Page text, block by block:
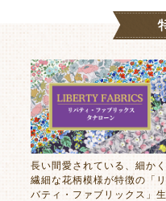
長い間愛されている、細かく
繊細な花柄模様が特徴の「リ
バティ・ファブリックス」生